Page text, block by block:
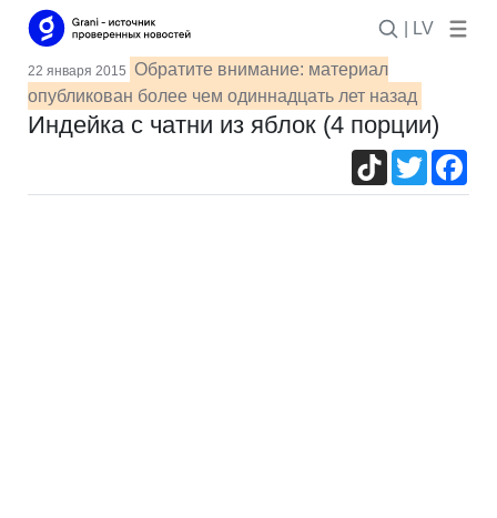
| LV
22 января 2015 Обратите внимание: материал
опубликован более чем одиннадцать лет назад
Индейка с чатни из яблок (4 порции)
TikTokTwitter